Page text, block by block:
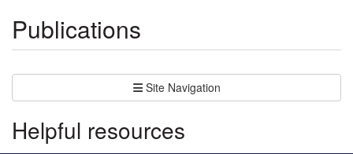
Publications
Site Navigation
Helpful resources